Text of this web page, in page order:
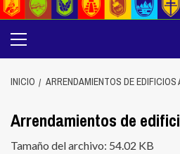
principal
INICIO ARRENDAMIENTOS DE EDIFICIOS
Arrendamientos de
Tamaño del archivo: 54.02 KB